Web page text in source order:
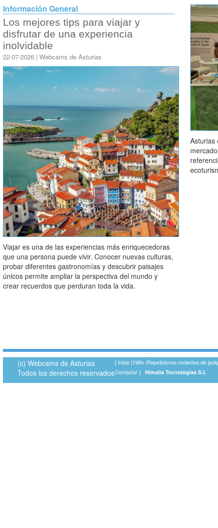
Información General
Los mejores tips para viajar y
disfrutar de una experiencia
inolvidable
22-07-2026 | Webcams de Asturias
Viajar es una de las experiencias más enriquecedoras
que una persona puede vivir. Conocer nuevas culturas,
probar diferentes gastronomías y descubrir paisajes
únicos permite ampliar la perspectiva del mundo y
crear recuerdos que perduran toda la vida.
Asturias
(c) Webcams de Asturias
Todos los derechos reservados
[ Inicio |1Win |Repeticiones recientes de
Contactar
Himalia Tecnologías S.L